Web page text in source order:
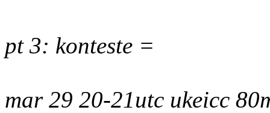
pt 3: konteste =
mar 29 20-21utc ukeicc